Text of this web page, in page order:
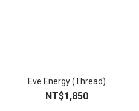
Eve Energy (Thread)
NT$1,850